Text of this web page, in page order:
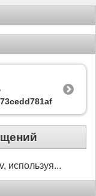
используя...